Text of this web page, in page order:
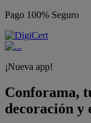
Pago 100% Seguro
¡Nueva app!
Conforama,
decoración y